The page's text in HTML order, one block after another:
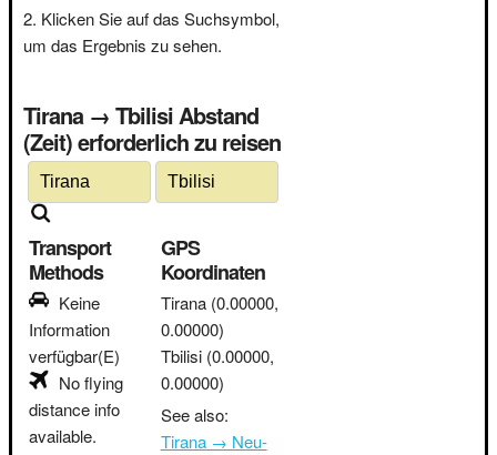
Klicken Sie auf das Suchsymbol,
um das Ergebnis zu sehen.
Tirana → Tbilisi Abstand
(Zeit) erforderlich zu reisen
Transport
Methods
Keine
Information
verfügbar(E)
No flying
distance info
available.
GPS
Koordinaten
Tirana (0.00000,
0.00000)
Tbilisi (0.00000,
0.00000)
See also:
Tirana → Neu-